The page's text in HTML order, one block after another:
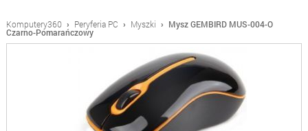
Komputery360 › Peryferia PC › Myszki › Mysz GEMBIRD MUS-004-O
Czarno-Pomarańczowy